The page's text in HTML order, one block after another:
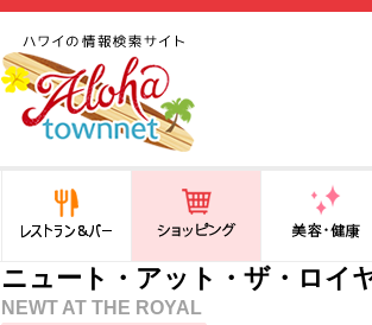
法律から運転免許証まで情
報が満載！
レストラン＆バー ショッピング 美容・健康
ニュート・アット・ザ・ロイ
NEWT AT THE ROYAL